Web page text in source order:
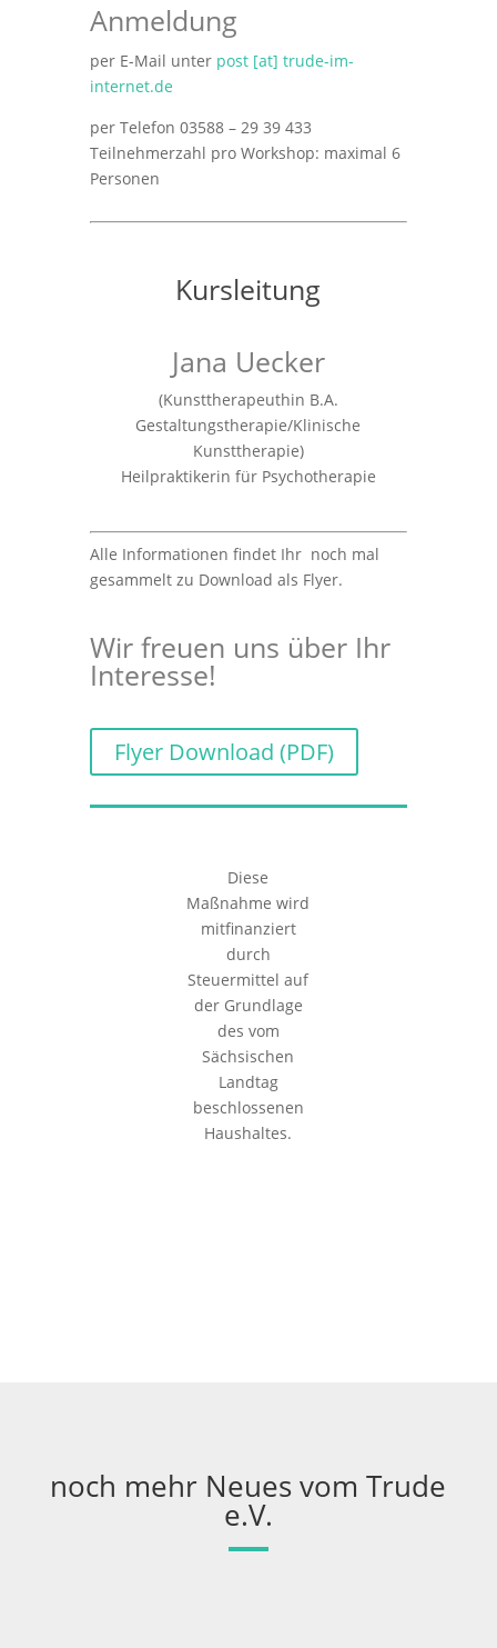
Anmeldung
per E-Mail unter post [at] trude-im-
internet.de
per Telefon 03588 – 29 39 433
Teilnehmerzahl pro Workshop: maximal 6
Personen
Kursleitung
Jana Uecker
(Kunsttherapeuthin B.A.
Gestaltungstherapie/Klinische
Kunsttherapie)
Heilpraktikerin für Psychotherapie
Alle Informationen findet Ihr noch mal
gesammelt zu Download als Flyer.
Wir freuen uns über Ihr
Interesse!
Flyer Download (PDF)
Diese
Maßnahme wird
mitfinanziert
durch
Steuermittel auf
der Grundlage
des vom
Sächsischen
Landtag
beschlossenen
Haushaltes.
noch mehr Neues vom Trude
e.V.